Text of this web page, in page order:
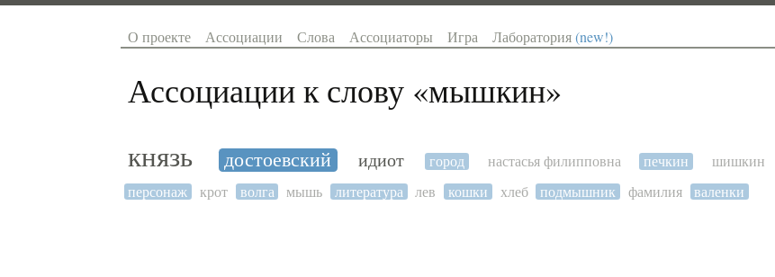
О проекте Ассоциации Слова Ассоциаторы Игра Лаборатория(new!)
Ассоциации к слову «мышкин»
князь достоевский идиот город настасья филипповна печкин
шишкин
персонаж
крот волга мышь литература лев кошки хлеб подмышник фамилия валенки